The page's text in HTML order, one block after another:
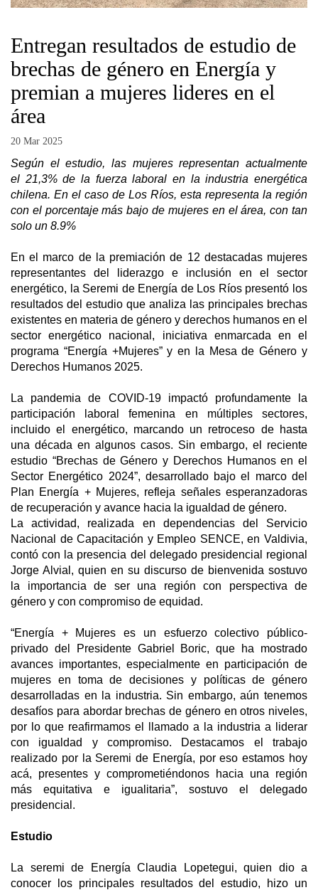
Entregan resultados de estudio de
brechas de género en Energía y
premian a mujeres lideres en el
área
20 Mar 2025
Según el estudio, las mujeres representan actualmente
el 21,3% de la fuerza laboral en la industria energética
chilena. En el caso de Los Ríos, esta representa la región
con el porcentaje más bajo de mujeres en el área, con tan
solo un 8.9%
En el marco de la premiación de 12 destacadas mujeres
representantes del liderazgo e inclusión en el sector
energético, la Seremi de Energía de Los Ríos presentó los
resultados del estudio que analiza las principales brechas
existentes en materia de género y derechos humanos en el
sector energético nacional, iniciativa enmarcada en el
programa “Energía +Mujeres” y en la Mesa de Género y
Derechos Humanos 2025.
La pandemia de COVID-19 impactó profundamente la
participación laboral femenina en múltiples sectores,
incluido el energético, marcando un retroceso de hasta
una década en algunos casos. Sin embargo, el reciente
estudio “Brechas de Género y Derechos Humanos en el
Sector Energético 2024”, desarrollado bajo el marco del
Plan Energía + Mujeres, refleja señales esperanzadoras
de recuperación y avance hacia la igualdad de género.
La actividad, realizada en dependencias del Servicio
Nacional de Capacitación y Empleo SENCE, en Valdivia,
contó con la presencia del delegado presidencial regional
Jorge Alvial, quien en su discurso de bienvenida sostuvo
la importancia de ser una región con perspectiva de
género y con compromiso de equidad.
“Energía + Mujeres es un esfuerzo colectivo público-
privado del Presidente Gabriel Boric, que ha mostrado
avances importantes, especialmente en participación de
mujeres en toma de decisiones y políticas de género
desarrolladas en la industria. Sin embargo, aún tenemos
desafíos para abordar brechas de género en otros niveles,
por lo que reafirmamos el llamado a la industria a liderar
con igualdad y compromiso. Destacamos el trabajo
realizado por la Seremi de Energía, por eso estamos hoy
acá, presentes y comprometiéndonos hacia una región
más equitativa e igualitaria”, sostuvo el delegado
presidencial.
Estudio
La seremi de Energía Claudia Lopetegui, quien dio a
conocer los principales resultados del estudio, hizo un